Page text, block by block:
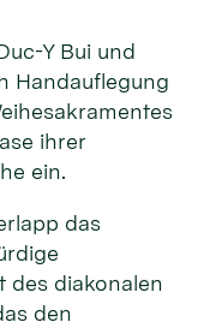
Y Bui und
Handauflegung
ihrer
ein.
das
des diakonalen
den